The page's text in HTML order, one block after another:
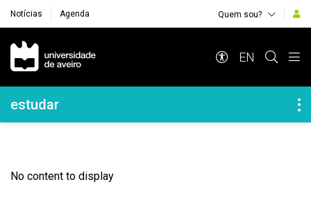
Notícias Agenda Quem sou?
Navegação Principal
EN
Navegação Lateral
estudar
No content to display